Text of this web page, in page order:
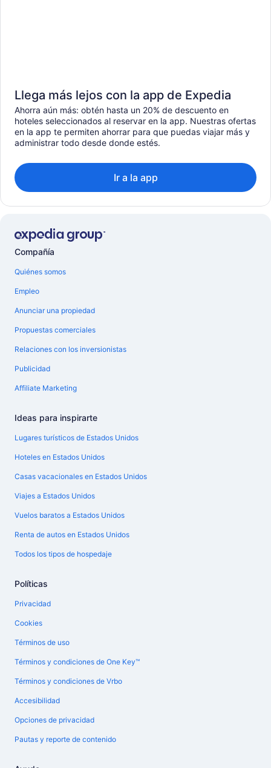
Llega más lejos con la app de Expedia
Ahorra aún más: obtén hasta un 20% de descuento en
hoteles seleccionados al reservar en la app. Nuestras ofertas
en la app te permiten ahorrar para que puedas viajar más y
administrar todo desde donde estés.
Ir a la app
Compañía
Quiénes somos
Empleo
Anunciar una propiedad
Propuestas comerciales
Relaciones con los inversionistas
Publicidad
Affiliate Marketing
Ideas para inspirarte
Lugares turísticos de Estados Unidos
Hoteles en Estados Unidos
Casas vacacionales en Estados Unidos
Viajes a Estados Unidos
Vuelos baratos a Estados Unidos
Renta de autos en Estados Unidos
Todos los tipos de hospedaje
Políticas
Privacidad
Cookies
Términos de uso
Términos y condiciones de One Key™
Términos y condiciones de Vrbo
Accesibilidad
Opciones de privacidad
Pautas y reporte de contenido